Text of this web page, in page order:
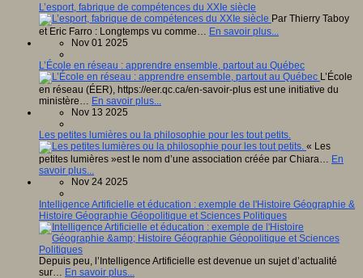
L’esport, fabrique de compétences du XXIe siècle
Par Thierry Taboy
et Eric Farro : Longtemps vu comme… En savoir plus...
Nov 01 2025
L’École en réseau : apprendre ensemble, partout au Québec
L’École
en réseau (ÉER), https://eer.qc.ca/en-savoir-plus est une initiative du
ministère… En savoir plus...
Nov 13 2025
Les petites lumières ou la philosophie pour les tout petits.
« Les
petites lumières »est le nom d’une association créée par Chiara… En
savoir plus...
Nov 24 2025
Intelligence Artificielle et éducation : exemple de l'Histoire Géographie &
Histoire Géographie Géopolitique et Sciences Politiques
Depuis peu, l’Intelligence Artificielle est devenue un sujet d’actualité
sur… En savoir plus...